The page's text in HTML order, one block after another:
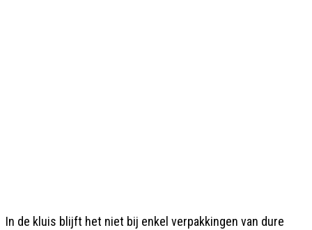
In de kluis blijft het niet bij enkel verpakkingen van dure